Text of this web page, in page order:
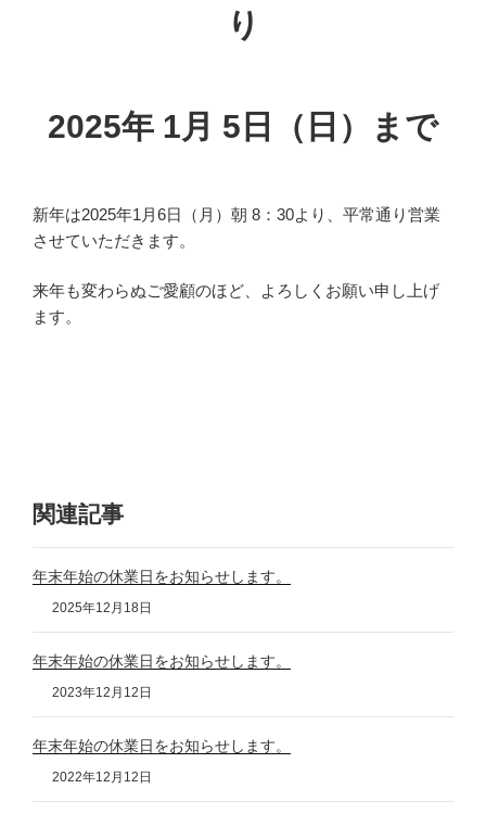
り
2025年 1月 5日（日）まで
新年は2025年1月6日（月）朝 8：30より、平常通り営業
させていただきます。
来年も変わらぬご愛顧のほど、よろしくお願い申し上げ
ます。
関連記事
年末年始の休業日をお知らせします。
2025年12月18日
年末年始の休業日をお知らせします。
2023年12月12日
年末年始の休業日をお知らせします。
2022年12月12日